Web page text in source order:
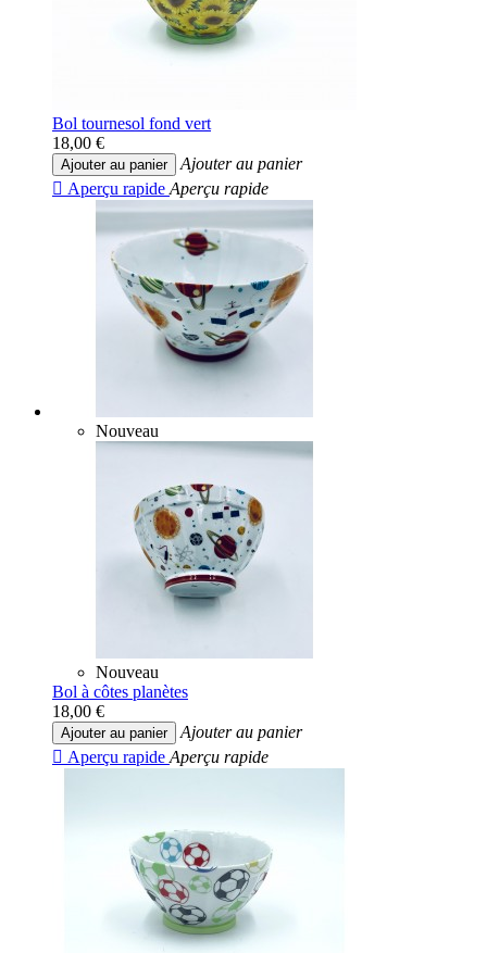
Bol tournesol fond vert
18,00 €
Ajouter au panier
Ajouter au panier
 Aperçu rapide Aperçu rapide
Nouveau
Nouveau
Bol à côtes planètes
18,00 €
Ajouter au panier
Ajouter au panier
 Aperçu rapide Aperçu rapide